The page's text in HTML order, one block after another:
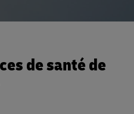
de santé de